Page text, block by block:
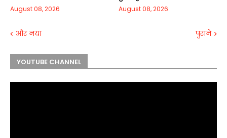
August 08, 2026 August 08, 2026
और नया पुराने
YOUTUBE CHANNEL